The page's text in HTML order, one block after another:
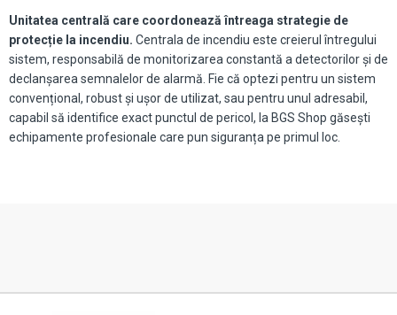
Unitatea centrală care coordonează întreaga strategie de
protecție la incendiu. Centrala de incendiu este creierul întregului
sistem, responsabilă de monitorizarea constantă a detectorilor și de
declanșarea semnalelor de alarmă. Fie că optezi pentru un sistem
convențional, robust și ușor de utilizat, sau pentru unul adresabil,
capabil să identifice exact punctul de pericol, la BGS Shop găsești
echipamente profesionale care pun siguranța pe primul loc.